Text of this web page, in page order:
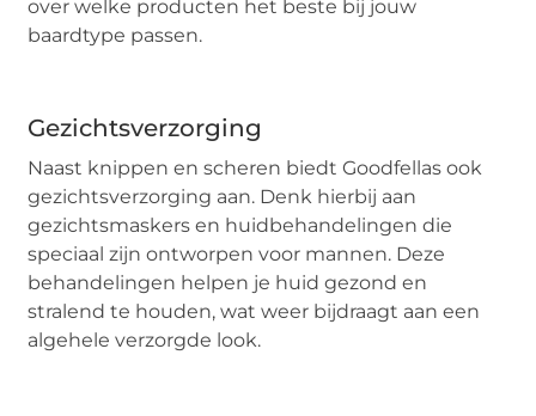
over welke producten het beste bij jouw
baardtype passen.
Gezichtsverzorging
Naast knippen en scheren biedt Goodfellas ook
gezichtsverzorging aan. Denk hierbij aan
gezichtsmaskers en huidbehandelingen die
speciaal zijn ontworpen voor mannen. Deze
behandelingen helpen je huid gezond en
stralend te houden, wat weer bijdraagt aan een
algehele verzorgde look.